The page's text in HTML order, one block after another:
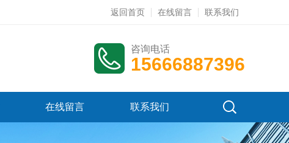
返回首页 在线留言 联系我们
咨询电话
15666887396
在线留言 联系我们